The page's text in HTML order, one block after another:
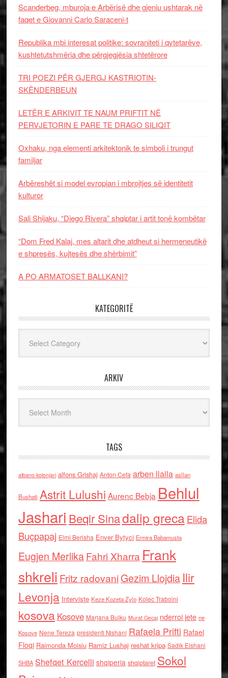
Scanderbeg, mburoja e Arbërisë dhe gjeniu ushtarak në
faqet e Giovanni Carlo Saraceni-t
Republika mbi interesat politike: sovraniteti i qytetarëve,
kushtetutshmëria dhe përgjegjësia shtetërore
TRI POEZI PËR GJERGJ KASTRIOTIN-
SKËNDERBEUN
LETËR E ARKIVIT TE NAUM PRIFTIT NË
PERVJETORIN E PARE TE DRAGO SILIQIT
Oxhaku, nga elementi arkitektonik te simboli i trungut
familjar
Arbëreshët si model evropian i mbrojtjes së identitetit
kulturor
Sali Shijaku, “Diego Rivera” shqiptar i artit tonë kombëtar
“Dom Fred Kalaj, mes altarit dhe atdheut si hermeneutikë
e shpresës, kujtesës dhe shërbimit”
A PO ARMATOSET BALLKANI?
KATEGORITË
ARKIV
TAGS
albano kolonjari alfons Grishaj Anton Cefa arben llalla asllan
Bushati Astrit Lulushi Aurenc Bebja Behlul
Jashari Beqir Sinadalip grecaElida
Buçpapaj Elmi Berisha Enver Bytyci Ermira Babamusta
Eugjen MerlikaFahri Xharra Frank
shkreli Fritz radovaniGezim Llojdia Ilir
Levonja Interviste Keze Kozeta Zylo Kolec Traboini
kosova Kosove Marjana Bulku Murat Gecaj nderroi jete ne
Kosove Nene Tereza presidenti Nishani Rafaela Prifti Rafael
Floqi Raimonda Moisiu Ramiz Lushaj reshat kripa Sadik Elshani
SHBA Shefqet Kercelli shqiperia shqiptaret Sokol